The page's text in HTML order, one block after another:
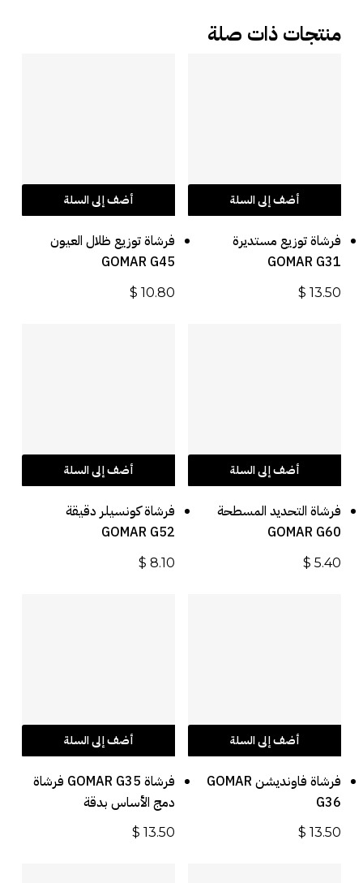
منتجات ذات صلة
أضف إلى السلة
فرشاة توزيع مستديرة
GOMAR G31
$ 13.50
أضف إلى السلة
فرشاة توزيع ظلال العيون
GOMAR G45
$ 10.80
أضف إلى السلة
فرشاة التحديد المسطحة
GOMAR G60
$ 5.40
أضف إلى السلة
فرشاة كونسيلر دقيقة
GOMAR G52
$ 8.10
أضف إلى السلة
فرشاة فاونديشن GOMAR
G36
$ 13.50
أضف إلى السلة
فرشاة GOMAR G35 فرشاة
دمج الأساس بدقة
$ 13.50